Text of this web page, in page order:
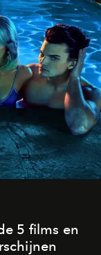
5 films en